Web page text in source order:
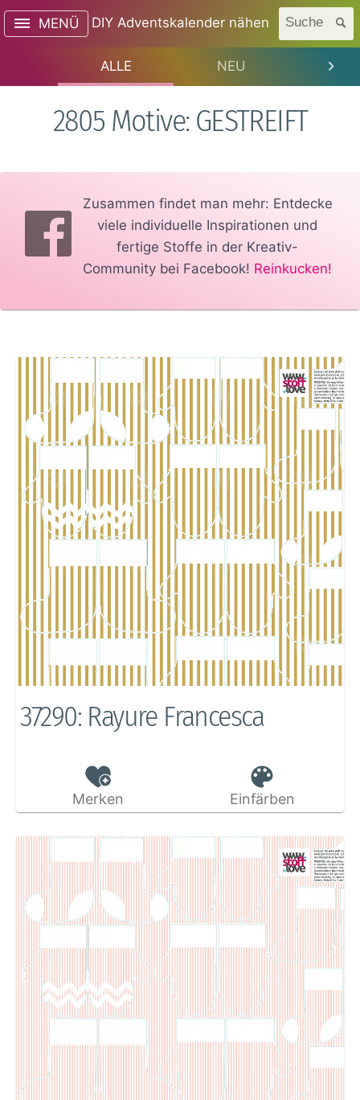
MENÜ DIY Adventskalender nähen Suche
ALLE NEU
2805 Motive: GESTREIFT
Zusammen findet man mehr: Entdecke
viele individuelle Inspirationen und
fertige Stoffe in der Kreativ-
Community bei Facebook! Reinkucken!
37290: Rayure Francesca
Merken Einfärben